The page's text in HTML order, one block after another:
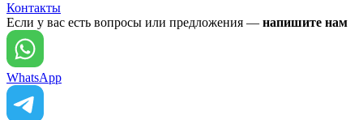
Контакты
Если у вас есть вопросы или предложения — напишите нам
WhatsApp